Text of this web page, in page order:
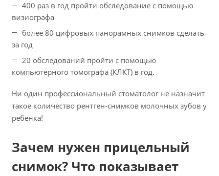
400 раз в год пройти обследование с помощью
визиографа
более 80 цифровых панорамных снимков сделать
за год
20 обследований пройти с помощью
компьютерного томографа (КЛКТ) в год.
Ни один профессиональный стоматолог не назначит
такое количество рентген-снимков молочных зубов у
ребенка!
Зачем нужен прицельный
снимок? Что показывает